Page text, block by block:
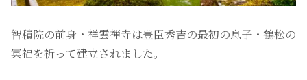
智積院の前身・祥雲禅寺は豊臣秀吉の最初の息子・鶴松の
冥福を祈って建立されました。